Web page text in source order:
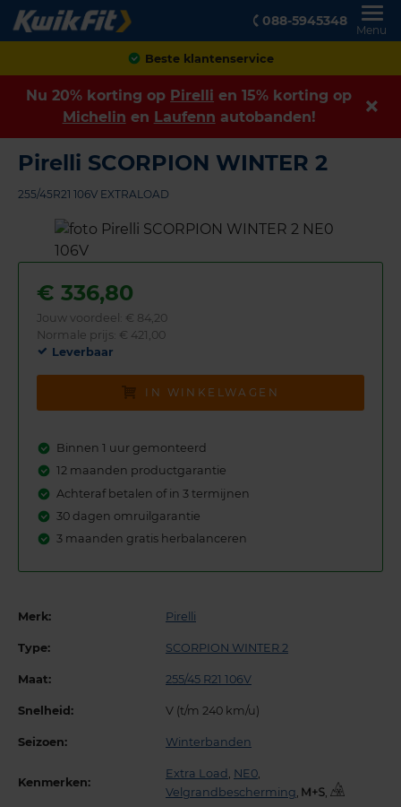
088-5945348
Menu
Achteraf betalen
Nu 20% korting op Pirelli en 15% korting op
Michelin en Laufenn autobanden!
Pirelli SCORPION WINTER 2
255/45R21 106V EXTRALOAD
€ 336,80
Jouw voordeel: € 84,20
Normale prijs: € 421,00
Leverbaar
IN WINKELWAGEN
Binnen 1 uur gemonteerd
12 maanden productgarantie
Achteraf betalen of in 3 termijnen
30 dagen omruilgarantie
3 maanden gratis herbalanceren
Merk: Pirelli
Type: SCORPION WINTER 2
Maat: 255/45 R21 106V
Snelheid: V (t/m 240 km/u)
Seizoen: Winterbanden
Kenmerken:
Extra Load NE0
Velgrandbescherming
,